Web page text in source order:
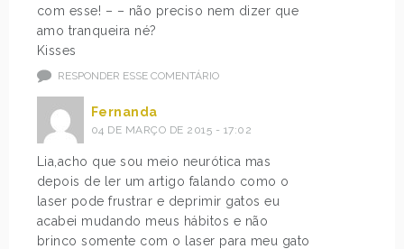
com esse! – – não preciso nem dizer que
amo tranqueira né?
Kisses
RESPONDER ESSE COMENTÁRIO
Fernanda
04 DE MARÇO DE 2015 - 17:02
Lia,acho que sou meio neurótica mas
depois de ler um artigo falando como o
laser pode frustrar e deprimir gatos eu
acabei mudando meus hábitos e não
brinco somente com o laser para meu gato